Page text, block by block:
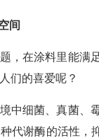
间
，在涂料里能满
们的喜爱呢？
中细菌、真菌、
代谢酶的活性